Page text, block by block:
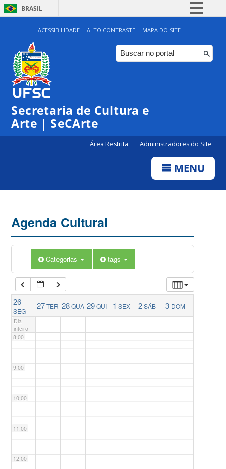
BRASIL
Simplifique!
Comunica BR
Participe
ACESSIBILIDADE ALTO CONTRASTE MAPA DO SITE
Secretaria de Cultura e
Arte | SeCArte
Área Restrita Administradores do Site
MENU
Agenda Cultural
Categorias tags
26
SEG
27TER 28QUA 29QUI 1 SEX 2SÁB 3 DOM
Dia
inteiro
0:00
1:00
5:00
6:00
7:00
8:00
9:00
10:00
11:00
12:00